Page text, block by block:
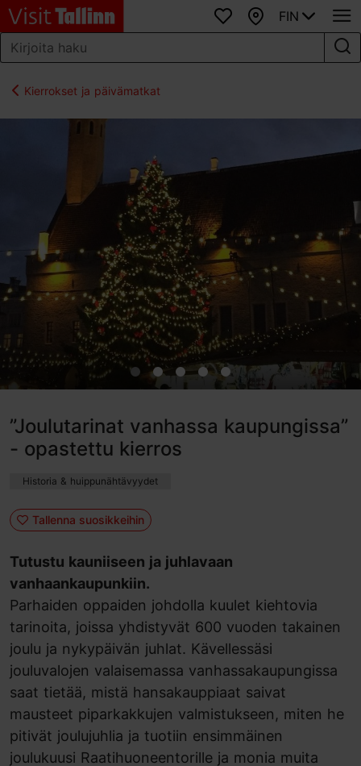
SuosikitKartta
FIN
Kierrokset ja päivämatkat
”Joulutarinat vanhassa kaupungissa”
- opastettu kierros
Historia & huippunähtävyydet
Tallenna suosikkeihin
Tutustu kauniiseen ja juhlavaan
vanhaankaupunkiin.
Parhaiden oppaiden johdolla kuulet kiehtovia
tarinoita, joissa yhdistyvät 600 vuoden takainen
joulu ja nykypäivän juhlat. Kävellessäsi
jouluvalojen valaisemassa vanhassakaupungissa
saat tietää, mistä hansakauppiaat saivat
mausteet piparkakkujen valmistukseen, miten he
pitivät joulujuhlia ja tuotiin ensimmäinen
joulukuusi Raatihuoneentorille ja monia muita